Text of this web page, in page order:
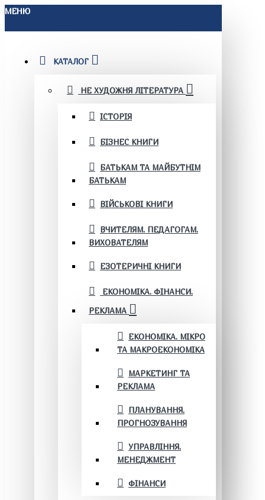
МЕНЮ
КАТАЛОГ
НЕ ХУДОЖНЯ ЛІТЕРАТУРА
ІСТОРІЯ
БІЗНЕС КНИГИ
БАТЬКАМ ТА МАЙБУТНІМ
БАТЬКАМ
ВІЙСЬКОВІ КНИГИ
ВЧИТЕЛЯМ. ПЕДАГОГАМ.
ВИХОВАТЕЛЯМ
ЕЗОТЕРИЧНІ КНИГИ
ЕКОНОМІКА. ФІНАНСИ.
РЕКЛАМА
ЕКОНОМІКА. МІКРО
ТА МАКРОЕКОНОМІКА
МАРКЕТИНГ ТА
РЕКЛАМА
ПЛАНУВАННЯ.
ПРОГНОЗУВАННЯ
УПРАВЛІННЯ.
МЕНЕДЖМЕНТ
ФІНАНСИ